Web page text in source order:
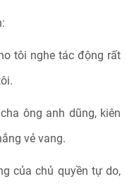
tôi nghe tác động rất
ông anh dũng, kiên
vẻ vang.
của chủ quyền tự do,